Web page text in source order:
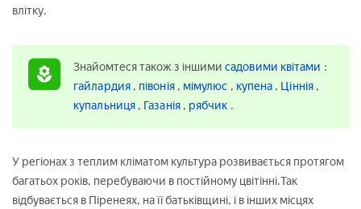
влітку.
Знайомтеся також з іншими садовими квітами :
гайлардия , півонія , мімулюс , купена , Ціннія ,
купальниця , Газанія , рябчик .
У регіонах з теплим кліматом культура розвивається протягом
багатьох років, перебуваючи в постійному цвітінні.Так
відбувається в Піренеях, на її батьківщині, і в інших місцях